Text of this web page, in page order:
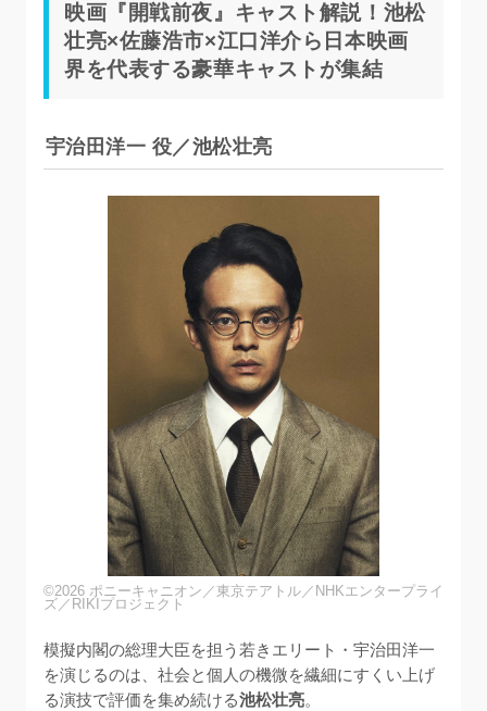
映画『開戦前夜』キャスト解説！池松
壮亮×佐藤浩市×江口洋介ら日本映画
界を代表する豪華キャストが集結
宇治田洋一 役／池松壮亮
©2026 ポニーキャニオン／東京テアトル／NHKエンタープライ
ズ／RIKIプロジェクト
模擬内閣の総理大臣を担う若きエリート・宇治田洋一
を演じるのは、社会と個人の機微を繊細にすくい上げ
る演技で評価を集め続ける池松壮亮。